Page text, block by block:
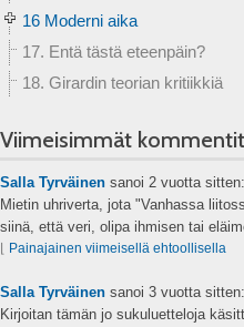
16 Moderni aika
17. Entä tästä eteenpäin?
18. Girardin teorian kritiikkiä
Viimeisimmät kommentit
Salla Tyrväinen sanoi 2 vuotta sitten:
Mietin uhriverta, jota "Vanhassa
siinä, että veri, olipa ihmisen tai
Painajainen viimeisellä ehtoollisella
Salla Tyrväinen sanoi 3 vuotta sitten:
Kirjoitan tämän jo sukuluetteloja